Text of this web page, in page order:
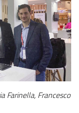
Farinella, Francesco